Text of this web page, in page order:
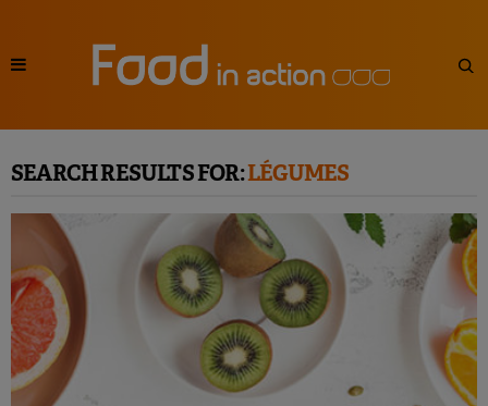
SEARCH RESULTS FOR:LÉGUMES